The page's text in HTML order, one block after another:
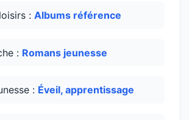
: Albums référence
: Romans jeunesse
: Éveil, apprentissage